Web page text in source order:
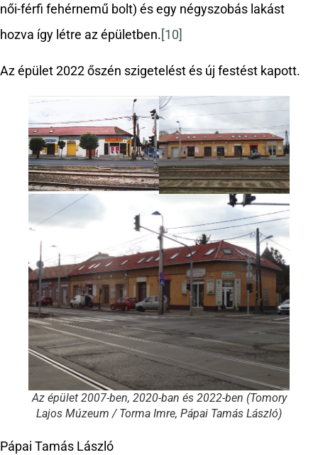
női-férfi fehérnemű bolt) és egy négyszobás lakást
hozva így létre az épületben. [10]
Az épület 2022 őszén szigetelést és új festést kapott.
Az épület 2007-ben, 2020-ban és 2022-ben (Tomory
Lajos Múzeum / Torma Imre, Pápai Tamás László)
Pápai Tamás László